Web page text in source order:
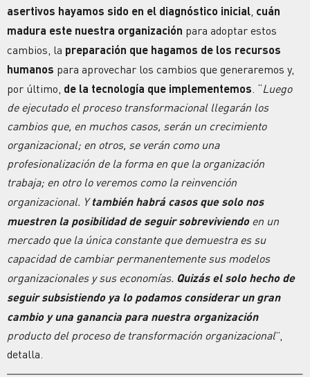
asertivos hayamos sido en el diagnóstico inicial cuán
madura este nuestra organización para adoptar estos
cambios, la preparación que hagamos de los recursos
humanos para aprovechar los cambios que generaremos y,
por último, de la tecnología que implementemos . “Luego
de ejecutado el proceso transformacional llegarán los
cambios que, en muchos casos, serán un crecimiento
organizacional; en otros, se verán como una
profesionalización de la forma en que la organización
trabaja; en otro lo veremos como la reinvención
organizacional. Ytambién habrá casos que solo nos
muestren la posibilidad de seguir sobreviviendoen un
mercado que la única constante que demuestra es su
capacidad de cambiar permanentemente sus modelos
organizacionales y sus economías. Quizás el solo hecho de
seguir subsistiendo ya lo podamos considerar un gran
cambio y una ganancia para nuestra organización
producto del proceso de transformación organizacional”,
detalla.